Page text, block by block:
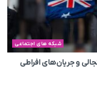
شبکه های اجتماعی
و جریان‌های افراطی